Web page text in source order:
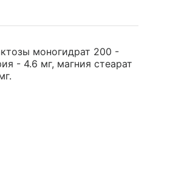
моногидрат 200 -
- 4.6 мг, магния стеарат